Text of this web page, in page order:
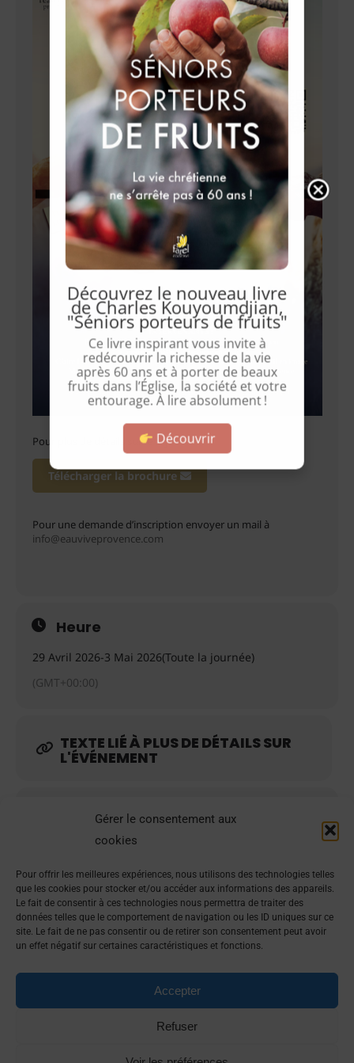
Gérer le consentement aux
cookies
Pour offrir les meilleures expériences, nous utilisons des technologies telles
que les cookies pour stocker et/ou accéder aux informations des appareils.
Le fait de consentir à ces technologies nous permettra de traiter des
données telles que le comportement de navigation ou les ID uniques sur ce
site. Le fait de ne pas consentir ou de retirer son consentement peut avoir
un effet négatif sur certaines caractéristiques et fonctions.
Accepter
Refuser
Pour plus de détails sur le séjour :
Télécharger la brochure
Pour une demande d’inscription envoyer un mail à
info@eauviveprovence.com
Heure
29 Avril 2026-3 Mai 2026(Toute la journée)
(GMT+00:00)
TEXTE LIÉ À PLUS DE DÉTAILS SUR
L'ÉVÉNEMENT
CALENDRIER GOOGLECAL
Découvrez le nouveau livre
de Charles Kouyoumdjian,
"Séniors porteurs de fruits"
Ce livre inspirant vous invite à
redécouvrir la richesse de la vie
après 60 ans et à porter de beaux
fruits dans l’Église, la société et votre
entourage. À lire absolument !
Découvrir